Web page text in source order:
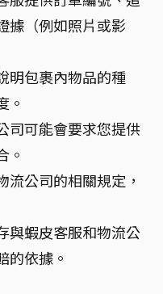
據（例如照片或影
明包裹內物品的種
。
司可能會要求您提供
。
流公司的相關規定，
與蝦皮客服和物流公
的依據。